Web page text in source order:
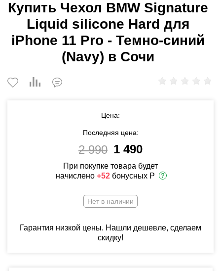
Купить Чехол BMW Signature
Liquid silicone Hard для
iPhone 11 Pro - Темно-синий
(Navy) в Сочи
Цена:
Последняя цена:
2 990 1 490
При покупке товара будет
начислено +52бонусных Р
Нет в наличии
Гарантия низкой цены. Нашли дешевле, сделаем
скидку!